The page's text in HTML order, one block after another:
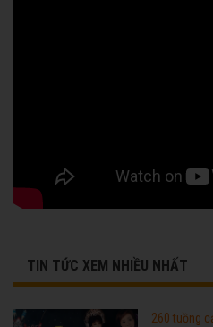
TIN TỨC XEM NHIỀU NHẤT
260 tuồng